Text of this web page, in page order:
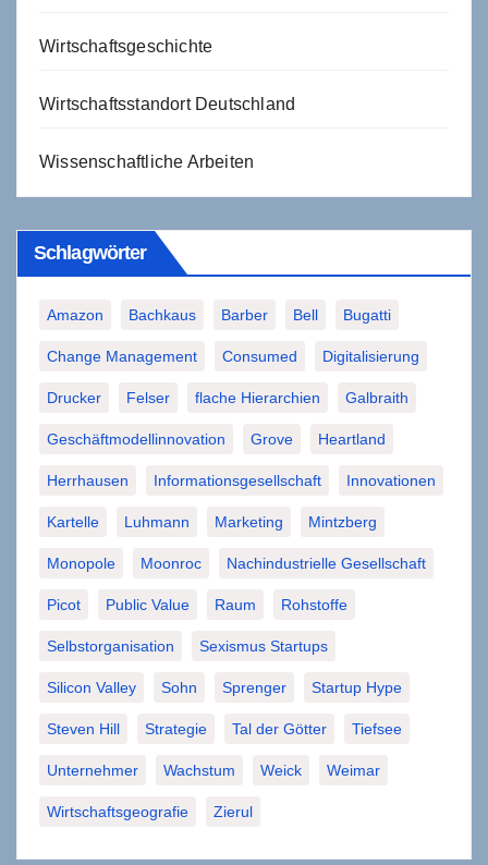
Wirtschaftsgeschichte
Wirtschaftsstandort Deutschland
Wissenschaftliche Arbeiten
Schlagwörter
Amazon Bachkaus Barber Bell Bugatti
Change Management Consumed Digitalisierung
Drucker Felser flache Hierarchien Galbraith
Geschäftmodellinnovation Grove Heartland
Herrhausen Informationsgesellschaft Innovationen
Kartelle Luhmann Marketing Mintzberg
Monopole Moonroc Nachindustrielle Gesellschaft
Picot Public Value Raum Rohstoffe
Selbstorganisation Sexismus Startups
Silicon Valley Sohn Sprenger Startup Hype
Steven Hill Strategie Tal der Götter Tiefsee
Unternehmer Wachstum Weick Weimar
Wirtschaftsgeografie Zierul